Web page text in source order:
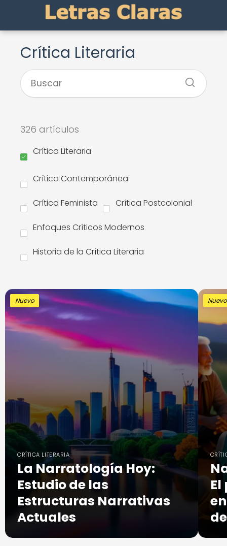
Crítica Literaria
326 artículos
Crítica Literaria
Crítica Contemporánea
Crítica Feminista Crítica Postcolonial
Enfoques Críticos Modernos
Historia de la Crítica Literaria
Nuevo
CRÍTICA LITERARIA
La Narratología Hoy:
Estudio de las
Estructuras Narrativas
Actuales
Nuevo